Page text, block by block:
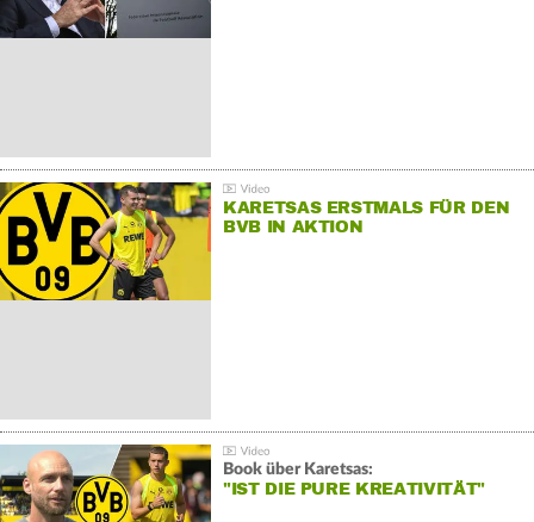
KARETSAS ERSTMALS FÜR DEN
BVB IN AKTION
Book über Karetsas:
"IST DIE PURE KREATIVITÄT"